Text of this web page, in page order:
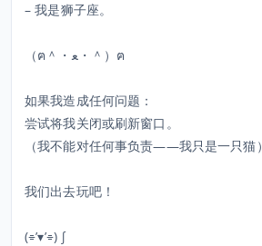
– 我是狮子座。
（ฅ＾・ﻌ・＾）ฅ
如果我造成任何问题：
尝试将我关闭或刷新窗口。
（我不能对任何事负责——我只是一只猫）
我们出去玩吧！
(⌯’▾’⌯) ∫